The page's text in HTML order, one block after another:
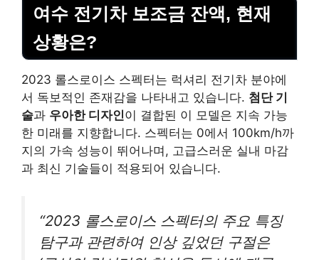
여수 전기차 보조금 잔액, 현재
상황은?
2023 롤스로이스 스펙터는 럭셔리 전기차 분야에
서 독보적인 존재감을 나타내고 있습니다. 첨단 기
술과 우아한 디자인이 결합된 이 모델은 지속 가능
한 미래를 지향합니다. 스펙터는 0에서 100km/h까
지의 가속 성능이 뛰어나며, 고급스러운 실내 마감
과 최신 기술들이 적용되어 있습니다.
“2023 롤스로이스 스펙터의 주요 특징
탐구과 관련하여 인상 깊었던 구절은